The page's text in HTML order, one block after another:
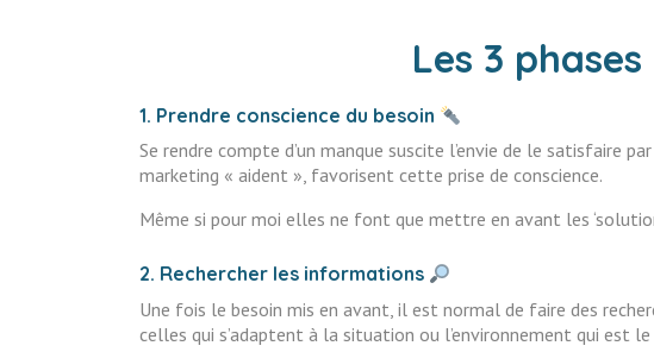
Les 3
1. Prendre conscience du besoin
Se rendre compte d’un manque suscite l’envie de le satisfaire
marketing « aident », favorisent cette prise de conscience.
Même si pour moi elles ne font que mettre en avant les
2. Rechercher les informations
Une fois le besoin mis en avant, il est normal de faire des
celles qui s’adaptent à la situation ou l’environnement qui est